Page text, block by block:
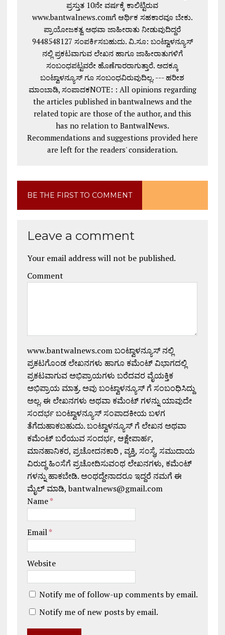
ಪ್ರಸ್ತುತ 10ನೇ ವರ್ಷಕ್ಕೆ ಕಾಲಿಟ್ಟಿರುವ
www.bantwalnews.comಗೆ ಆರ್ಥಿಕ ಸಹಕಾರವೂ ಬೇಕು.
ಪ್ರಾಯೋಜಕತ್ವ ಅಥವಾ ಜಾಹೀರಾತು ನೀಡುವುದಿದ್ದರೆ
9448548127 ಸಂಪರ್ಕಿಸಬಹುದು. ವಿ.ಸೂ: ಬಂಟ್ವಾಳನ್ಯೂಸ್
ನಲ್ಲಿ ಪ್ರಕಟವಾಗುವ ಲೇಖನ ಹಾಗೂ ಜಾಹೀರಾತುಗಳಿಗೆ
ಸಂಬಂಧಪಟ್ಟವರೇ ಹೊಣೆಗಾರರಾಗುತ್ತಾರೆ. ಅದಕ್ಕೂ
ಬಂಟ್ವಾಳನ್ಯೂಸ್ ಗೂ ಸಂಬಂಧವಿರುವುದಿಲ್ಲ. --- ಹರೀಶ
ಮಾಂಬಾಡಿ, ಸಂಪಾದಕNOTE: : All opinions regarding
the articles published in bantwalnews and the
related topic are those of the author, and this
has no relation to BantwalNews.
Recommendations and suggestions provided here
are left for the readers' consideration.
BE THE FIRST TO COMMENT
Leave a comment
Your email address will not be published.
Comment
www.bantwalnews.com ಬಂಟ್ವಾಳನ್ಯೂಸ್ ನಲ್ಲಿ
ಪ್ರಕಟಗೊಂಡ ಲೇಖನಗಳು ಹಾಗೂ ಕಮೆಂಟ್ ವಿಭಾಗದಲ್ಲಿ
ಪ್ರಕಟವಾಗುವ ಅಭಿಪ್ರಾಯಗಳು ಬರೆದವರ ವೈಯಕ್ತಿಕ
ಅಭಿಪ್ರಾಯ ಮಾತ್ರ. ಅವು ಬಂಟ್ವಾಳನ್ಯೂಸ್ ಗೆ ಸಂಬಂಧಿಸಿದ್ದು
ಅಲ್ಲ. ಈ ಲೇಖನಗಳು ಅಥವಾ ಕಮೆಂಟ್ ಗಳನ್ನು ಯಾವುದೇ
ಸಂದರ್ಭ ಬಂಟ್ವಾಳನ್ಯೂಸ್ ಸಂಪಾದಕೀಯ ಬಳಗ
ತೆಗೆದುಹಾಕಬಹುದು. ಬಂಟ್ವಾಳನ್ಯೂಸ್ ಗೆ ಲೇಖನ ಅಥವಾ
ಕಮೆಂಟ್ ಬರೆಯುವ ಸಂದರ್ಭ, ಆಕ್ಷೇಪಾರ್ಹ,
ಮಾನಹಾನಿಕರ, ಪ್ರಚೋದನಕಾರಿ , ವ್ಯಕ್ತಿ, ಸಂಸ್ಥೆ, ಸಮುದಾಯ
ವಿರುದ್ಧ ಹಿಂಸೆಗೆ ಪ್ರಚೋದಿಸುವಂಥ ಲೇಖನಗಳು, ಕಮೆಂಟ್
ಗಳನ್ನು ಹಾಕಬೇಡಿ. ಅಂಥದ್ದೇನಾದರೂ ಇದ್ದರೆ ನಮಗೆ ಈ
ಮೈಲ್ ಮಾಡಿ, bantwalnews@gmail.com
Name*
Email*
Website
Notify me of follow-up comments by email.
Notify me of new posts by email.